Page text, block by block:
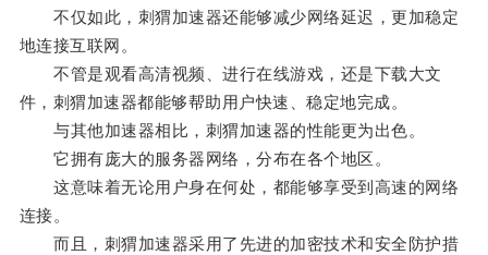
不仅如此，刺猬加速器还能够减少网络延迟，更加稳定
地连接互联网。
不管是观看高清视频、进行在线游戏，还是下载大文
件，刺猬加速器都能够帮助用户快速、稳定地完成。
与其他加速器相比，刺猬加速器的性能更为出色。
它拥有庞大的服务器网络，分布在各个地区。
这意味着无论用户身在何处，都能够享受到高速的网络
连接。
而且，刺猬加速器采用了先进的加密技术和安全防护措